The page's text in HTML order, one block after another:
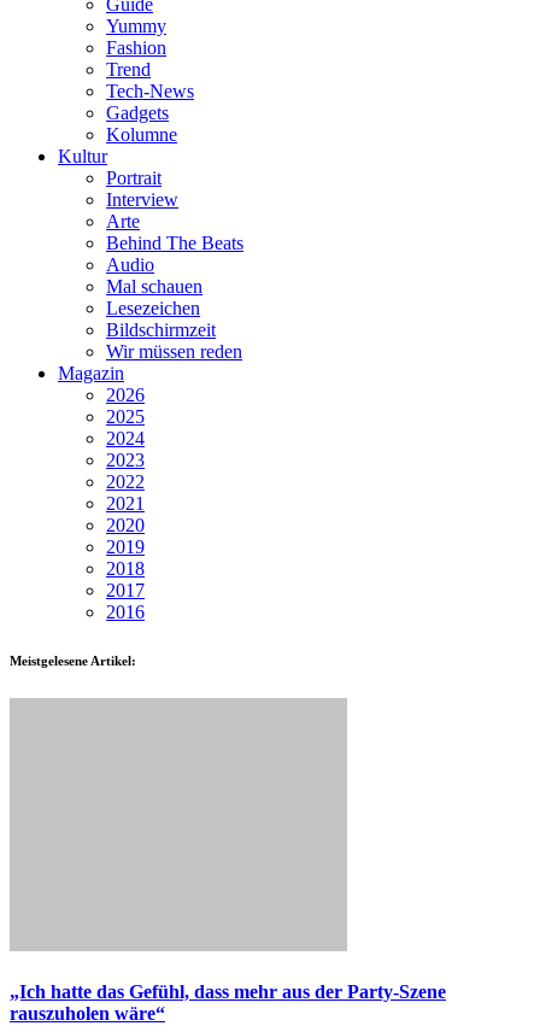
Guide
Yummy
Fashion
Trend
Tech-News
Gadgets
Kolumne
Kultur
Portrait
Interview
Arte
Behind The Beats
Audio
Mal schauen
Lesezeichen
Bildschirmzeit
Wir müssen reden
Magazin
2026
2025
2024
2023
2022
2021
2020
2019
2018
2017
2016
Meistgelesene Artikel:
„Ich hatte das Gefühl, dass mehr aus der Party-Szene
rauszuholen wäre“